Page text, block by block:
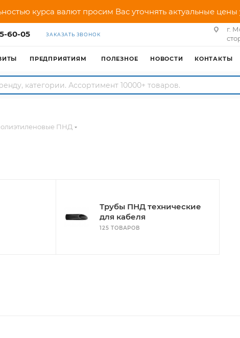
курса валют просим Вас уточнять актуальные
60-05 ЗАКАЗАТЬ ЗВОНОК
г.
ПРЕДПРИЯТИЯМ ПОЛЕЗНОЕ НОВОСТИ КОНТАКТЫ
ПНД
Трубы ПНД технические
для кабеля
125 ТОВАРОВ